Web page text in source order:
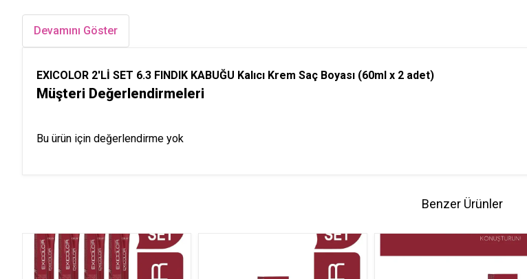
Devamını Göster
EXICOLOR 2'Lİ SET 6.3 FINDIK KABUĞU Kalıcı Krem Saç Boyası (60ml x 2 adet)
Müşteri Değerlendirmeleri
Bu ürün için değerlendirme yok
Benzer Ürünler